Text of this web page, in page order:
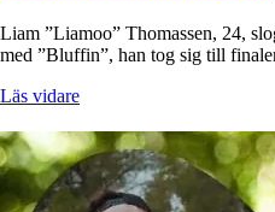
Liam ”Liamoo” Thomassen, 24,
med ”Bluffin”, han tog sig till
Läs vidare